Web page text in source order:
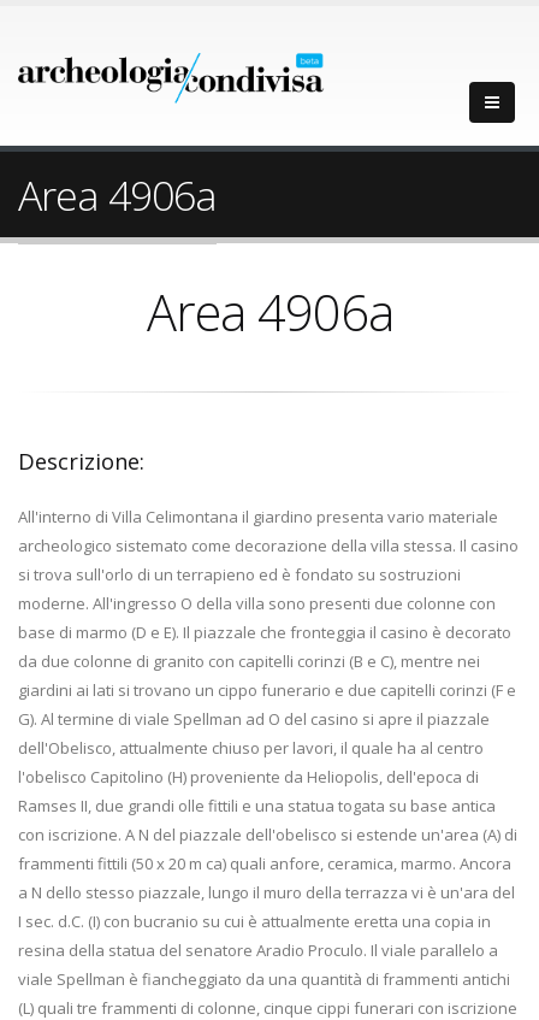
Area 4906a
Area 4906a
Descrizione:
All'interno di Villa Celimontana il giardino presenta vario materiale
archeologico sistemato come decorazione della villa stessa. Il casino
si trova sull'orlo di un terrapieno ed è fondato su sostruzioni
moderne. All'ingresso O della villa sono presenti due colonne con
base di marmo (D e E). Il piazzale che fronteggia il casino è decorato
da due colonne di granito con capitelli corinzi (B e C), mentre nei
giardini ai lati si trovano un cippo funerario e due capitelli corinzi (F e
G). Al termine di viale Spellman ad O del casino si apre il piazzale
dell'Obelisco, attualmente chiuso per lavori, il quale ha al centro
l'obelisco Capitolino (H) proveniente da Heliopolis, dell'epoca di
Ramses II, due grandi olle fittili e una statua togata su base antica
con iscrizione. A N del piazzale dell'obelisco si estende un'area (A) di
frammenti fittili (50 x 20 m ca) quali anfore, ceramica, marmo. Ancora
a N dello stesso piazzale, lungo il muro della terrazza vi è un'ara del
I sec. d.C. (I) con bucranio su cui è attualmente eretta una copia in
resina della statua del senatore Aradio Proculo. Il viale parallelo a
viale Spellman è fiancheggiato da una quantità di frammenti antichi
(L) quali tre frammenti di colonne, cinque cippi funerari con iscrizione